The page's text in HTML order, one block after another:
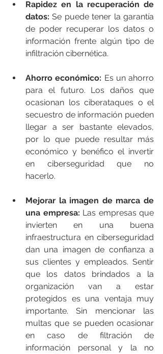
Rapidez en la recuperación de
datos: Se puede tener la garantía
de poder recuperar los datos o
información frente algún tipo de
infiltración cibernética.
Ahorro económico: Es un ahorro
para el futuro. Los daños que
ocasionan los ciberataques o el
secuestro de información pueden
llegar a ser bastante elevados,
por lo que puede resultar más
económico y benéfico el invertir
en ciberseguridad que no
hacerlo.
Mejorar la imagen de marca de
una empresa: Las empresas que
invierten en una buena
infraestructura en ciberseguridad
dan una imagen de confianza a
sus clientes y empleados. Sentir
que los datos brindados a la
organización van a estar
protegidos es una ventaja muy
importante. Sin mencionar las
multas que se pueden ocasionar
en caso de filtración de
información personal y la no